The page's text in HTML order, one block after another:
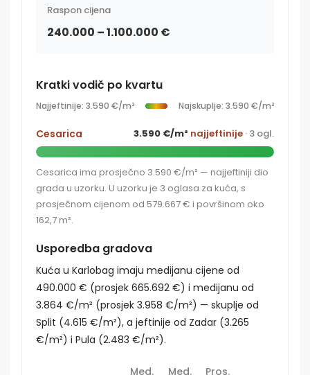
Raspon cijena
240.000 – 1.100.000 €
Kratki vodič po kvartu
Najjeftinije: 3.590 €/m² Najskuplje: 3.590 €/m²
Cesarica 3.590 €/m² najjeftinije · 3 ogl.
Cesarica ima prosječno 3.590 €/m² — najjeftiniji dio
grada u uzorku. U uzorku je 3 oglasa za kuća, s
prosječnom cijenom od 579.667 € i površinom oko
162,7 m².
Usporedba gradova
Kuća u Karlobag imaju medijanu cijene od
490.000 € (prosjek 665.692 €) i medijanu od
3.864 €/m² (prosjek 3.958 €/m²) — skuplje od
Split (4.615 €/m²), a jeftinije od Zadar (3.265
€/m²) i Pula (2.483 €/m²).
Med.
Med.
Pros.